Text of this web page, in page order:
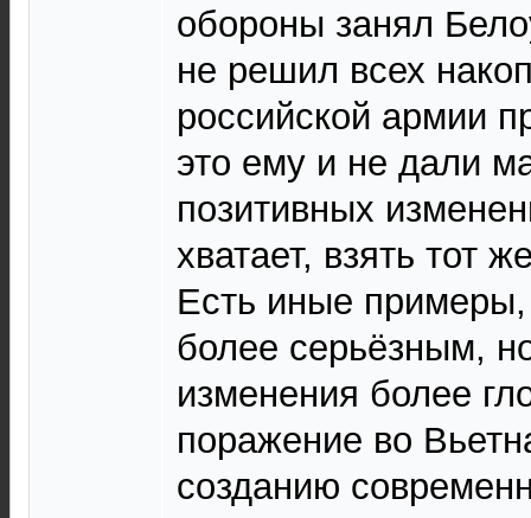
обороны занял
не решил всех
российской армии
это ему и не дали
позитивных
хватает, взять тот
Есть иные примеры,
более серьёзным,
изменения более
поражение во
созданию